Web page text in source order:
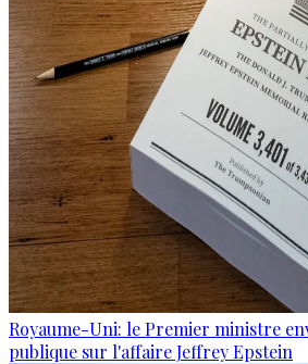
Royaume-Uni: le Premier ministre
publique sur l'affaire Jeffrey Epstein